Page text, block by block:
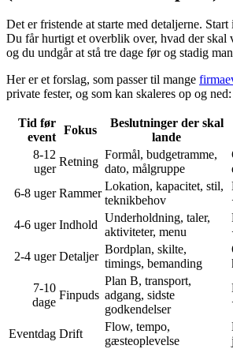
Det er fristende at starte med detaljerne.
Du får hurtigt et overblik over, hvad der skal
og du undgår at stå tre dage før og stadig
Her er et forslag, som passer til mange
private fester, og som kan skaleres op og ned:
Tid før
event
Fokus
Beslutninger der skal
lande
8-12
uger
Retning
Formål, budgetramme,
dato, målgruppe
6-8 uger Rammer
Lokation, kapacitet, stil,
teknikbehov
4-6 uger Indhold
Underholdning, taler,
aktiviteter, menu
2-4 uger Detaljer
Bordplan, skilte,
timings, bemanding
7-10
dage
Finpuds
Plan B, transport,
adgang, sidste
godkendelser
Eventdag Drift
Flow, tempo,
gæsteoplevelse